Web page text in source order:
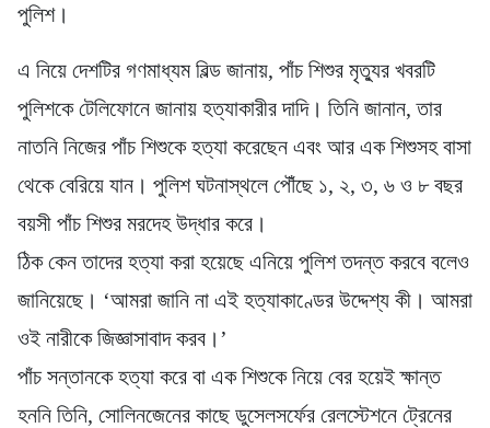
পুলিশ।
এ নিয়ে দেশটির গণমাধ্যম বিল্ড জানায়, পাঁচ শিশুর মৃত্যুর খবরটি
পুলিশকে টেলিফোনে জানায় হত্যাকারীর দাদি। তিনি জানান, তার
নাতনি নিজের পাঁচ শিশুকে হত্যা করেছেন এবং আর এক শিশুসহ বাসা
থেকে বেরিয়ে যান। পুলিশ ঘটনাস্থলে পৌঁছে ১, ২, ৩, ৬ ও ৮ বছর
বয়সী পাঁচ শিশুর মরদেহ উদ্ধার করে।
ঠিক কেন তাদের হত্যা করা হয়েছে এনিয়ে পুলিশ তদন্ত করবে বলেও
জানিয়েছে। ‘আমরা জানি না এই হত্যাকাণ্ডের উদ্দেশ্য কী। আমরা
ওই নারীকে জিজ্ঞাসাবাদ করব।’
পাঁচ সন্তানকে হত্যা করে বা এক শিশুকে নিয়ে বের হয়েই ক্ষান্ত
হননি তিনি, সোলিনজেনের কাছে ডুসেলসর্ফের রেলস্টেশনে ট্রেনের